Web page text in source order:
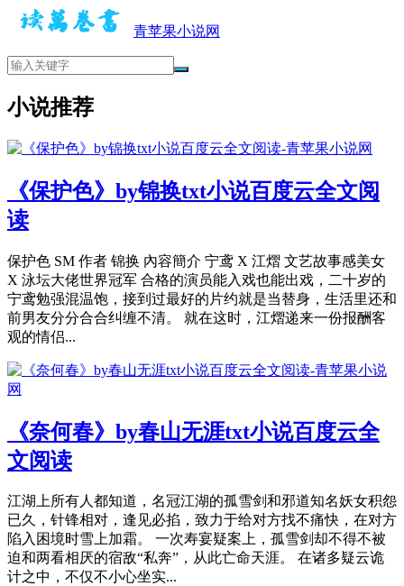
青苹果小说网
小说推荐
《保护色》by锦换txt小说百度云全文阅
读
保护色 SM 作者 锦换 內容簡介 宁鸢 X 江熠 文艺故事感美女
X 泳坛大佬世界冠军 合格的演员能入戏也能出戏，二十岁的
宁鸢勉强混温饱，接到过最好的片约就是当替身，生活里还和
前男友分分合合纠缠不清。 就在这时，江熠递来一份报酬客
观的情侣...
《 奈何春》by春山无涯txt小说百度云全
文阅读
江湖上所有人都知道，名冠江湖的孤雪剑和邪道知名妖女积怨
已久，针锋相对，逢见必掐，致力于给对方找不痛快，在对方
陷入困境时雪上加霜。 一次寿宴疑案上，孤雪剑却不得不被
迫和两看相厌的宿敌“私奔”，从此亡命天涯。 在诸多疑云诡
计之中，不仅不小心坐实...